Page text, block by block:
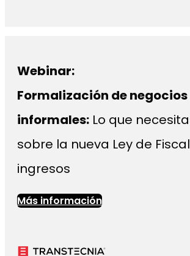
Webinar:
Formalización de negocios
informales: Lo que
sobre la nueva Ley de
ingresos
Más información